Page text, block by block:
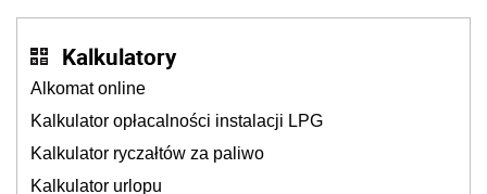
Kalkulatory
Alkomat online
Kalkulator opłacalności instalacji LPG
Kalkulator ryczałtów za paliwo
Kalkulator urlopu